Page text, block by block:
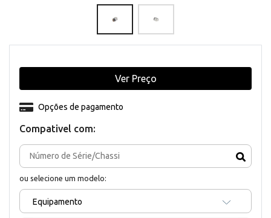
Compativel com:
ou selecione um modelo:
Equipamento
Opções de pagamento
Ver Preço